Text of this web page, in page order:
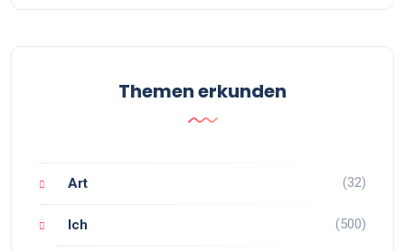
Themen erkunden
Art (32)
Ich (500)